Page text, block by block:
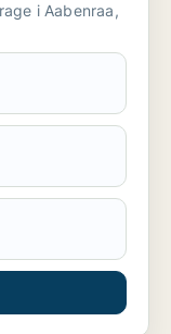
i Aabenraa,